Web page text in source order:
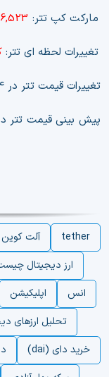
مارکت کپ تتر:
تغییرات لحظه ای تتر:
تغییرات قیمت تتر در ۲۴ ساعت:
پیش بینی قیمت تتر
tether آلت کوین
ارز دیجیتال
انس
اپلیکیشن
تحلیل ارزهای
خرید دای (dai)